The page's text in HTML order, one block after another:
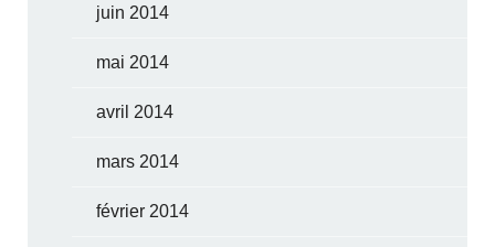
juin 2014
mai 2014
avril 2014
mars 2014
février 2014